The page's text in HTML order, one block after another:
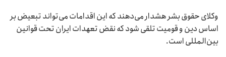
وکلای حقوق بشر هشدار می‌دهند که این اقدامات می‌تواند تبعیض بر
اساس دین و قومیت تلقی شود که نقض تعهدات ایران تحت قوانین
بین‌المللی است.